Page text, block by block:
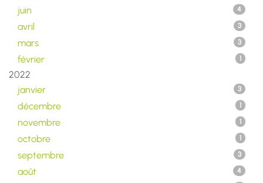
juin 4
avril 3
mars 3
février 1
2022
janvier
3
décembre 1
novembre 1
octobre 1
septembre 3
août 4